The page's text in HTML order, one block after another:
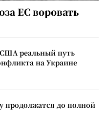
ЕС воровать
США реальный путь
на Украине
продолжатся до полной